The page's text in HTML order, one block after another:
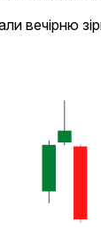
вечірню